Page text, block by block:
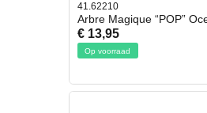
41.62210
Arbre Magique “POP”
€ 13,95
Op voorraad